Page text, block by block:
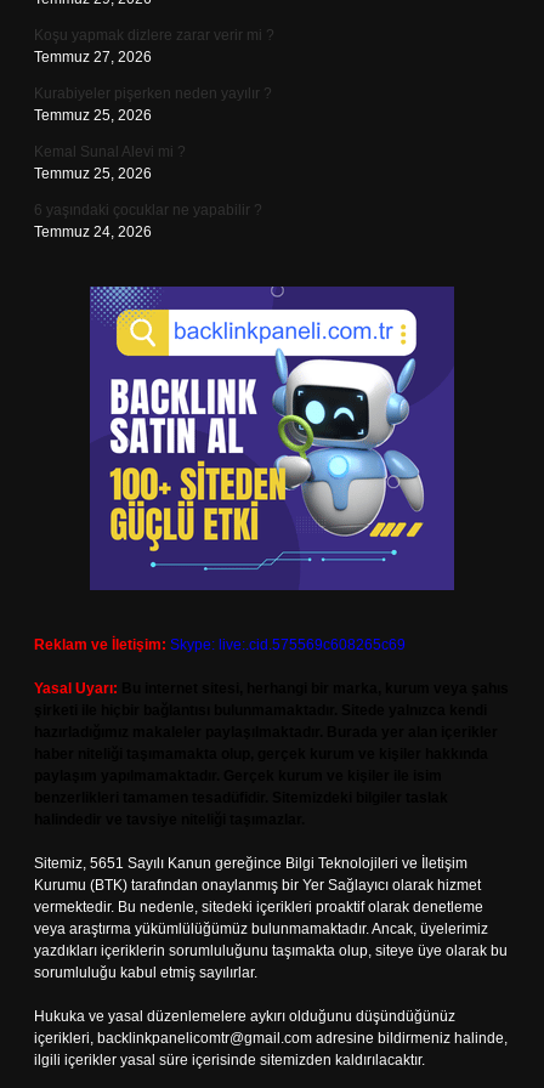
Koşu yapmak dizlere zarar verir mi ?
Temmuz 27, 2026
Kurabiyeler pişerken neden yayılır ?
Temmuz 25, 2026
Kemal Sunal Alevi mi ?
Temmuz 25, 2026
6 yaşındaki çocuklar ne yapabilir ?
Temmuz 24, 2026
Reklam ve İletişim: Skype: live:.cid.575569c608265c69
Yasal Uyarı:
Sitemiz, 5651 Sayılı Kanun gereğince Bilgi Teknolojileri ve İletişim
Kurumu (BTK) tarafından onaylanmış bir Yer Sağlayıcı olarak hizmet
vermektedir. Bu nedenle, sitedeki içerikleri proaktif olarak denetleme
veya araştırma yükümlülüğümüz bulunmamaktadır. Ancak, üyelerimiz
yazdıkları içeriklerin sorumluluğunu taşımakta olup, siteye üye olarak bu
sorumluluğu kabul etmiş sayılırlar.
Hukuka ve yasal düzenlemelere aykırı olduğunu düşündüğünüz
içerikleri, backlinkpanelicomtr@gmail.com adresine bildirmeniz halinde,
ilgili içerikler yasal süre içerisinde sitemizden kaldırılacaktır.